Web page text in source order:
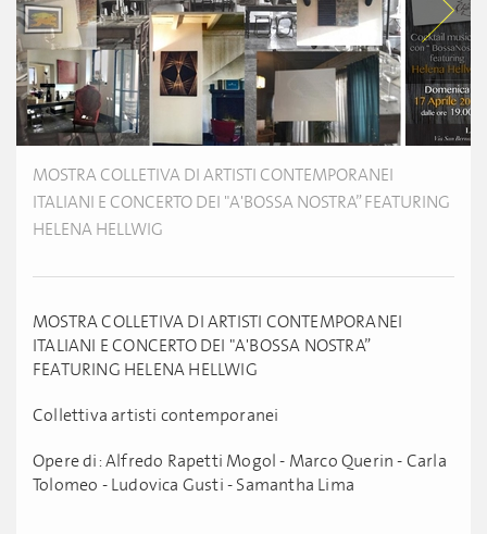
MOSTRA COLLETIVA DI ARTISTI CONTEMPORANEI
ITALIANI E CONCERTO DEI "A'BOSSA NOSTRA” FEATURING
HELENA HELLWIG
MOSTRA COLLETIVA DI ARTISTI CONTEMPORANEI
ITALIANI E CONCERTO DEI "A'BOSSA NOSTRA”
FEATURING HELENA HELLWIG
Collettiva artisti contemporanei
Opere di: Alfredo Rapetti Mogol - Marco Querin - Carla
Tolomeo - Ludovica Gusti - Samantha Lima